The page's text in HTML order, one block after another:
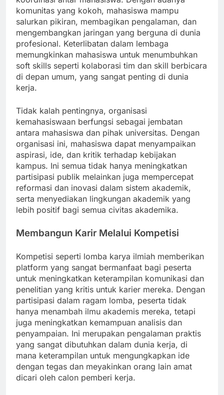
komunitas yang kokoh, mahasiswa mampu
salurkan pikiran, membagikan pengalaman, dan
mengembangkan jaringan yang berguna di dunia
profesional. Keterlibatan dalam lembaga
memungkinkan mahasiswa untuk menumbuhkan
soft skills seperti kolaborasi tim dan skill berbicara
di depan umum, yang sangat penting di dunia
kerja.
Tidak kalah pentingnya, organisasi
kemahasiswaan berfungsi sebagai jembatan
antara mahasiswa dan pihak universitas. Dengan
organisasi ini, mahasiswa dapat menyampaikan
aspirasi, ide, dan kritik terhadap kebijakan
kampus. Ini semua tidak hanya meningkatkan
partisipasi publik melainkan juga mempercepat
reformasi dan inovasi dalam sistem akademik,
serta menyediakan lingkungan akademik yang
lebih positif bagi semua civitas akademika.
Membangun Karir Melalui Kompetisi
Kompetisi seperti lomba karya ilmiah memberikan
platform yang sangat bermanfaat bagi peserta
untuk meningkatkan keterampilan komunikasi dan
penelitian yang kritis untuk karier mereka. Dengan
partisipasi dalam ragam lomba, peserta tidak
hanya menambah ilmu akademis mereka, tetapi
juga meningkatkan kemampuan analisis dan
penyampaian. Ini merupakan pengalaman praktis
yang sangat dibutuhkan dalam dunia kerja, di
mana keterampilan untuk mengungkapkan ide
dengan tegas dan meyakinkan orang lain amat
dicari oleh calon pemberi kerja.